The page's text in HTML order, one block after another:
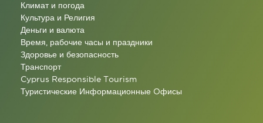
Климат и погода
Культура и Религия
Деньги и валюта
Время, рабочие часы и праздники
Здоровье и безопасность
Транспорт
Cyprus Responsible Tourism
Туристические Информационные Oфисы